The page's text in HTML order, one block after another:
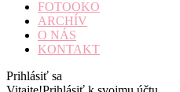
FOTOOKO
ARCHÍV
O NÁS
KONTAKT
Prihlásiť sa